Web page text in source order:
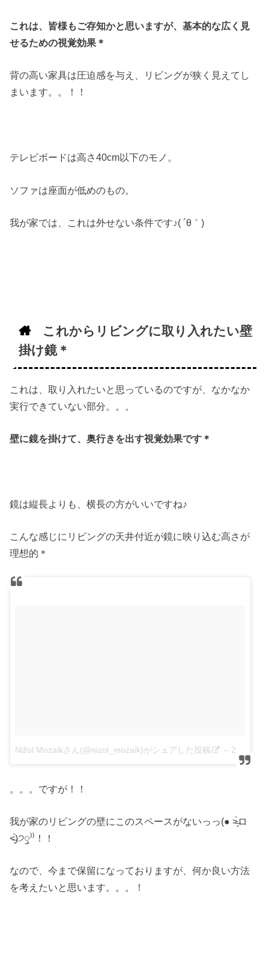
これは、皆様もご存知かと思いますが、基本的な広く見
せるための視覚効果＊
背の高い家具は圧迫感を与え、リビングが狭く見えてし
まいます。。！！
テレビボードは高さ40cm以下のモノ。
ソファは座面が低めのもの。
我が家では、これは外せない条件です♪( ´θ｀)
これからリビングに取り入れたい壁
掛け鏡＊
これは、取り入れたいと思っているのですが、なかなか
実行できていない部分。。。
壁に鏡を掛けて、奥行きを出す視覚効果です＊
鏡は縦長よりも、横長の方がいいですね♪
こんな感じにリビングの天井付近が鏡に映り込む高さが
理想的＊
Nižol Mozaikさん(@nizol_mozaik)がシェアした投稿 – 2017 5月 3 11:19午後 PDT
。。。ですが！！
我が家のリビングの壁にこのスペースがないっっ(● ˃̶͈̀ロ
˂̶͈́)੭ꠥ⁾⁾！！
なので、今まで保留になっておりますが、何か良い方法
を考えたいと思います。。。！